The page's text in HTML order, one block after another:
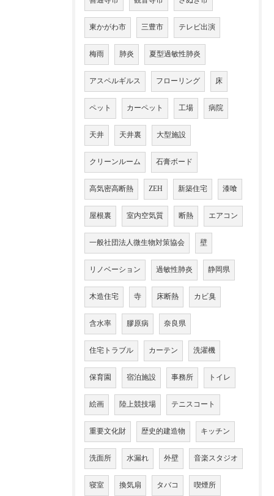
東かがわ市 三豊市 テレビ出演
梅雨 肺炎 夏型過敏性肺炎
アスペルギルス フローリング 床
ペット カーペット 工場 病院
天井 天井裏 大型施設
クリーンルーム 石膏ボード
高気密高断熱 ZEH 新築住宅 漆喰
屋根裏 室内空気質 断熱 エアコン
一般社団法人微生物対策協会 壁
リノベーション 過敏性肺炎 静岡県
木造住宅 寺 床断熱 カビ臭
含水率 膠原病 奈良県
住宅トラブル カーテン 洗濯機
保育園 宿泊施設 事務所 トイレ
絵画 陸上競技場 テニスコート
重要文化財 歴史的建造物 キッチン
洗面所 水漏れ 外壁 音楽スタジオ
寝室 換気扇 タバコ 喫煙所